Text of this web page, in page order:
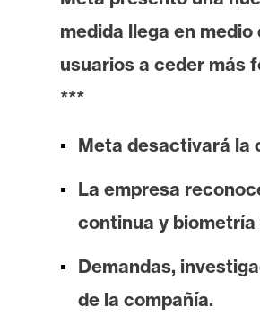
A
n
l
s
N
medida llega en
usuarios a ceder más
***
Meta desactivará la
La empresa
continua y
Demandas,
de la compañía.